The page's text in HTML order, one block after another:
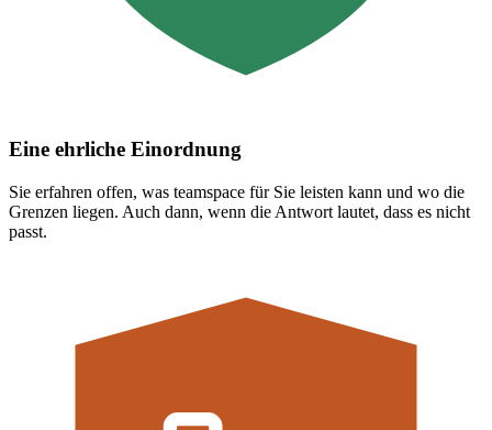
Eine ehrliche Einordnung
Sie erfahren offen, was teamspace für Sie leisten kann und wo die
Grenzen liegen. Auch dann, wenn die Antwort lautet, dass es nicht
passt.